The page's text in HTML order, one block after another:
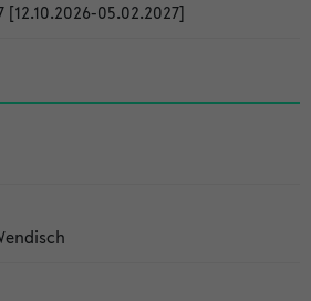
[12.10.2026-05.02.2027]